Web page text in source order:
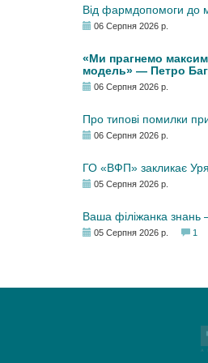
Від фармдопомоги до
06 Серпня 2026 р.
«Ми прагнемо
модель» — Петро
06 Серпня 2026 р.
Про типові помилки при
06 Серпня 2026 р.
ГО «ВФП» закликає
05 Серпня 2026 р.
Ваша філіжанка
05 Серпня 2026 р. 1